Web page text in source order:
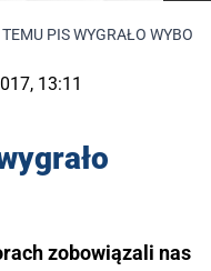
PIS WYGRAŁO WYBORY
13:11
zobowiązali nas